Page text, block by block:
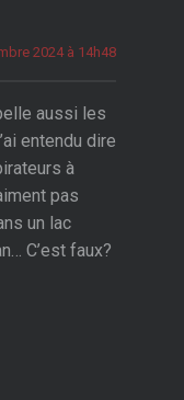
2024 à 14h48
aussi les
entendu dire
à
pas
un lac
C’est faux?